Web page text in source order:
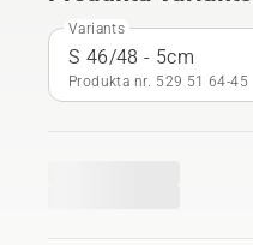
Variants
S 46/48 - 5cm
Produkta nr. 529 51 64‑45